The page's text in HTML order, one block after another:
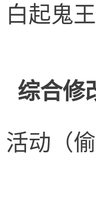
白起鬼
综合修
活动（